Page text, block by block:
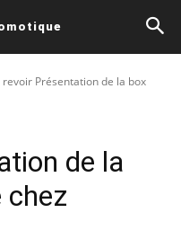
revoir Présentation de la box
de la
chez